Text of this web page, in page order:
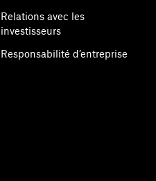
Relations avec les
investisseurs
Responsabilité d’entreprise